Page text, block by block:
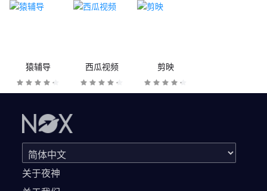
猿辅导 西瓜视频 剪映
关于夜神